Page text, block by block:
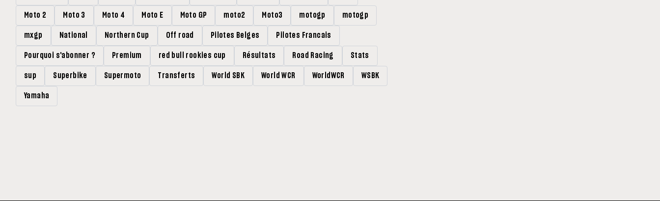
Moto 2 Moto 3 Moto 4 Moto E Moto GP moto2 Moto3 motogp motogp
mxgp National Northern Cup Off road Pilotes Belges Pilotes Francais
Pourquoi s'abonner ? Premium red bull rookies cup Résultats Road Racing Stats
sup Superbike Supermoto Transferts World SBK World WCR WorldWCR WSBK
Yamaha